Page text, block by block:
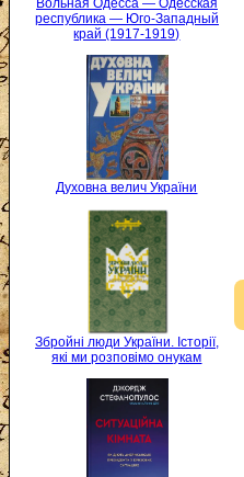
Вольная Одесса — Одесская
республика — Юго-Западный
край (1917-1919)
Духовна велич України
Збройні люди України. Історії,
які ми розповімо онукам